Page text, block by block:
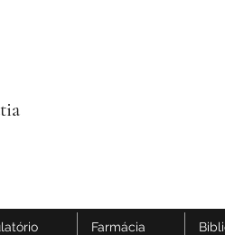
Farmácia